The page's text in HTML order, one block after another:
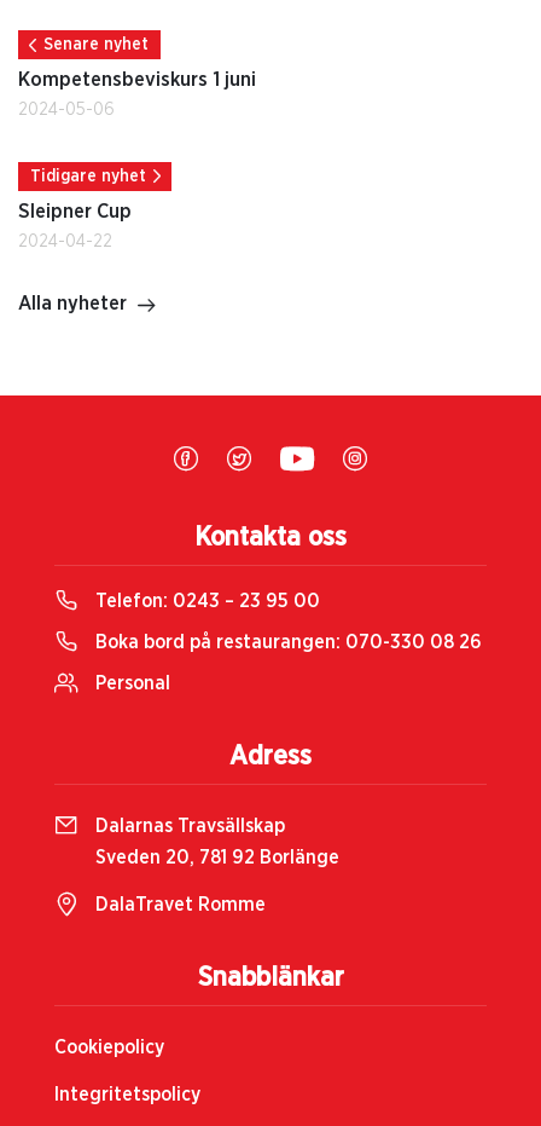
Senare nyhet
Kompetensbeviskurs 1 juni
2024-05-06
Tidigare nyhet
Sleipner Cup
2024-04-22
Alla nyheter
Snabblänkar
Cookiepolicy
Integritetspolicy
Kontakta oss
Telefon: 0243 – 23 95 00
Boka bord på restaurangen: 070-330 08 26
Personal
Adress
Dalarnas Travsällskap
Sveden 20, 781 92 Borlänge
DalaTravet Romme